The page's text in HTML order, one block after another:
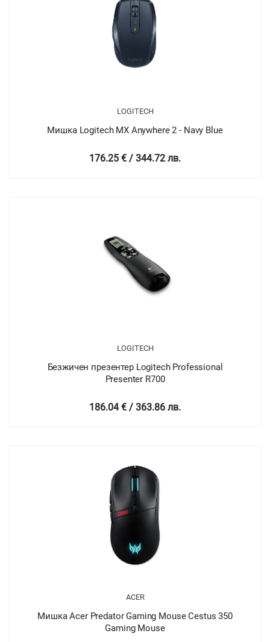
LOGITECH
Мишка Logitech MX Anywhere 2 - Navy Blue
176.25 € / 344.72 лв.
LOGITECH
Безжичен презентер Logitech Professional
Presenter R700
186.04 € / 363.86 лв.
ACER
Мишка Acer Predator Gaming Mouse Cestus 350
Gaming Mouse